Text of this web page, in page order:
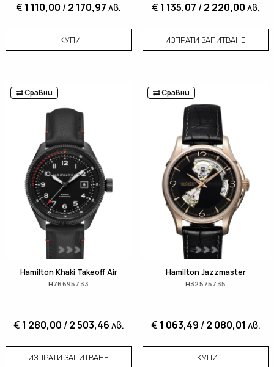
€ 1 110,00 /2 170,97лв.
КУПИ
€ 1 135,07 /2 220,00лв.
ИЗПРАТИ ЗАПИТВАНЕ
Сравни
Hamilton Khaki Takeoff Air
H76695733
€ 1 280,00 /2 503,46лв.
ИЗПРАТИ ЗАПИТВАНЕ
Сравни
Hamilton Jazzmaster
H32575735
€ 1 063,49 /2 080,01 лв.
КУПИ